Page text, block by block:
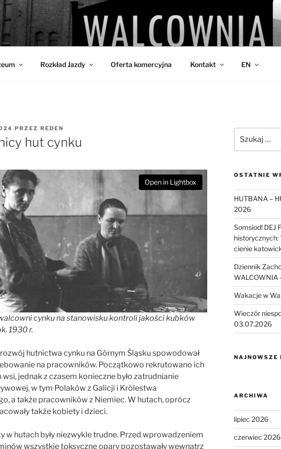
Cynku
Rozkład Jazdy Oferta komercyjna Kontakt EN
PRZEZ REDEN
hut cynku
Open in Lightbox
cynku na stanowisku kontroli jakości kubków
1930 r.
hutnictwa cynku na Górnym Śląsku spowodował
na pracowników. Początkowo rekrutowano ich
jednak z czasem konieczne było zatrudnianie
w tym Polaków z Galicji i Królestwa
a także pracowników z Niemiec. W hutach, oprócz
także kobiety i dzieci.
w hutach były niezwykle trudne. Przed wprowadzeniem
wszystkie toksyczne opary pozostawały wewnątrz
OSTATNIE
HUTBANA –
2026
Somsiod! DEJ
historycznych:
cienie
Dziennik
WALCOWNIA
Wakacje w
Wieczór
03.07.2026
NAJNOWSZE
ARCHIWA
lipiec 2026
czerwiec 2026